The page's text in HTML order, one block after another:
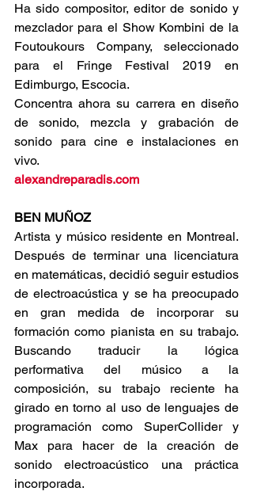
Ha sido compositor, editor de sonido y
mezclador para el Show Kombini de la
Foutoukours Company, seleccionado
para el Fringe Festival 2019 en
Edimburgo, Escocia.
Concentra ahora su carrera en diseño
de sonido, mezcla y grabación de
sonido para cine e instalaciones en
vivo.
alexandreparadis.com
BEN MUÑOZ
Artista y músico residente en Montreal.
Después de terminar una licenciatura
en matemáticas, decidió seguir estudios
de electroacústica y se ha preocupado
en gran medida de incorporar su
formación como pianista en su trabajo.
Buscando traducir la lógica
performativa del músico a la
composición, su trabajo reciente ha
girado en torno al uso de lenguajes de
programación como SuperCollider y
Max para hacer de la creación de
sonido electroacústico una práctica
incorporada.